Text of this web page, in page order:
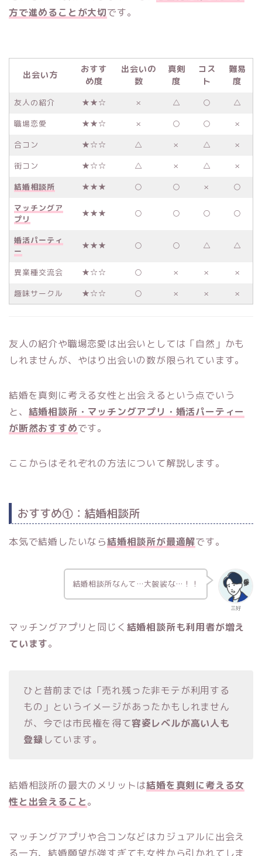
方で進めることが大切です。
出会い方
おすす
め度
出会いの
数
真剣
度
コス
ト
難易
度
友人の紹介 ★★☆ × △ ○
△
職場恋愛
★★☆ × ○ ○
×
合コン
★☆☆ △ × △
×
街コン
★☆☆ △ × △
×
結婚相談所
★★★ ○ ○ ×
○
マッチングア
プリ
★★★ ○ ○ ○ ○
婚活パーティ
ー
★★★ ○ ○ △ △
異業種交流会 ★☆☆ ○ × ×
×
趣味サークル
★☆☆ ○ × × ×
友人の紹介や職場恋愛は出会いとしては「自然」かも
しれませんが、やはり出会いの数が限られています。
結婚を真剣に考える女性と出会えるという点でいう
と、 結婚相談所・マッチングアプリ・婚活パーティー
が断然おすすめです。
ここからはそれぞれの方法について解説します。
おすすめ①：結婚相談所
本気で結婚したいなら結婚相談所が最適解です。
三好
結婚相談所なんて…大袈裟な…！！
マッチングアプリと同じく 結婚相談所も利用者が増え
ています。
ひと昔前までは「売れ残った非モテが利用する
もの」というイメージがあったかもしれません
が、今では市民権を得て容姿レベルが高い人も
登録しています。
結婚相談所の最大のメリットは結婚を真剣に考える女
性と出会えること。
マッチングアプリや合コンなどはカジュアルに出会え
る一方、結婚願望が強すぎても女性から引かれてしま